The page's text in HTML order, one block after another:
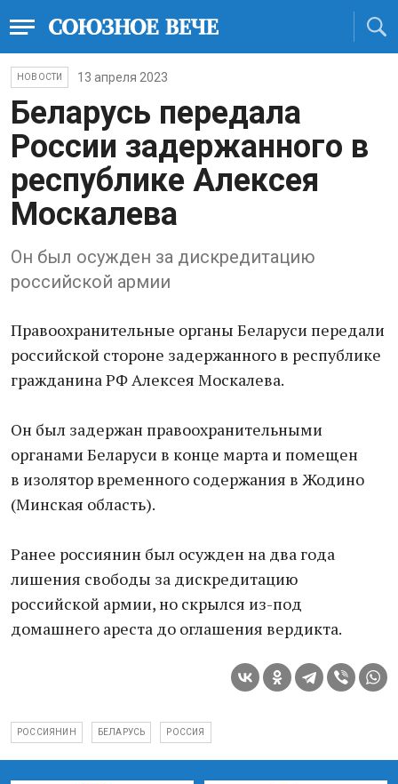
НОВОСТИ 13 апреля 2023
Беларусь передала
России задержанного в
республике Алексея
Москалева
Он был осужден за дискредитацию
российской армии
Правоохранительные органы Беларуси передали
российской стороне задержанного в республике
гражданина РФ Алексея Москалева.
Он был задержан правоохранительными
органами Беларуси в конце марта и помещен
в изолятор временного содержания в Жодино
(Минская область).
Ранее россиянин был осужден на два года
лишения свободы за дискредитацию
российской армии, но скрылся из-под
домашнего ареста до оглашения вердикта.
РОССИЯНИН БЕЛАРУСЬ РОССИЯ